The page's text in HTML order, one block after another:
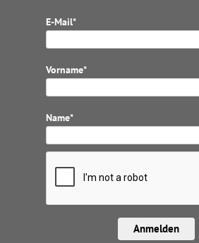
E-Mail*
Vorname*
Name*
Anmelden